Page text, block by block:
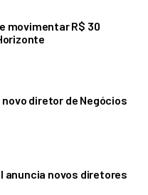
movimentar R$ 30
diretor de Negócios
anuncia novos diretores